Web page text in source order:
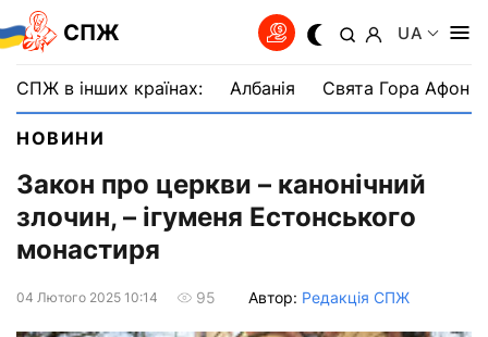
СПЖ UA
СПЖ в інших країнах: Албанія Свята Гора Афон
НОВИНИ
Закон про церкви – канонічний
злочин, – ігуменя Естонського
монастиря
04 Лютого 2025 10:14 95 Автор: Редакція СПЖ